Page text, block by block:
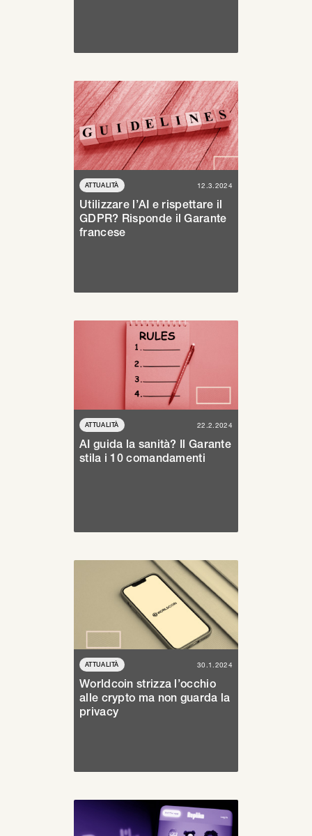
ATTUALITÀ 12.3.2024
Utilizzare l’AI e rispettare il
GDPR? Risponde il Garante
francese
ATTUALITÀ 22.2.2024
AI guida la sanità? Il Garante
stila i 10 comandamenti
ATTUALITÀ 30.1.2024
Worldcoin strizza l’occhio
alle crypto ma non guarda la
privacy